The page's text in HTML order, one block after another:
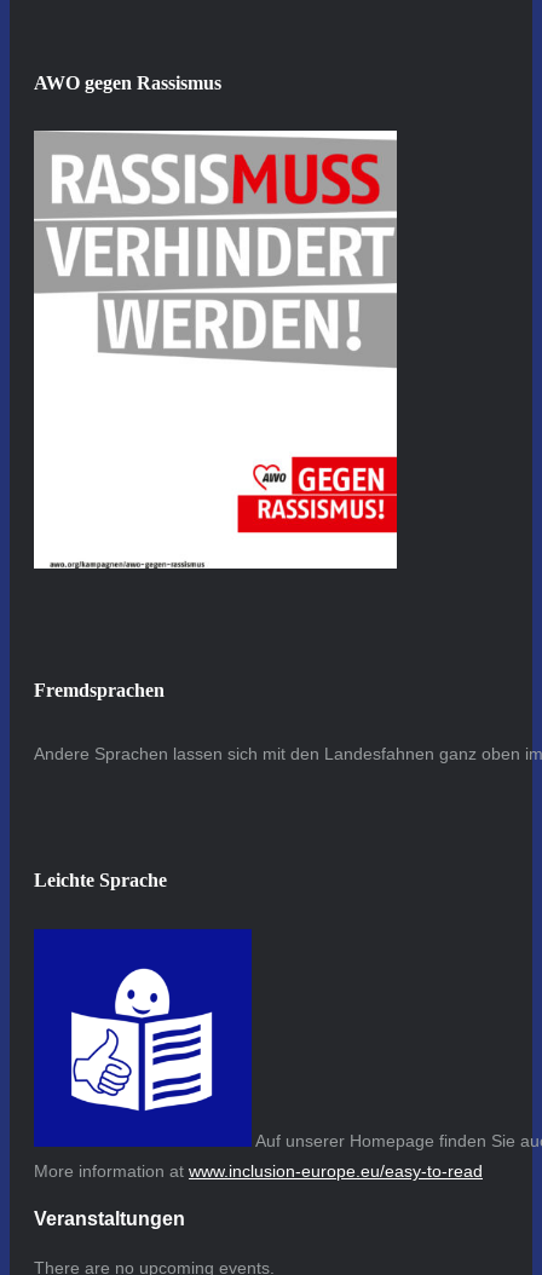
AWO gegen Rassismus
Fremdsprachen
Andere Sprachen lassen sich mit den Landesfahnen ganz oben
Leichte Sprache
Auf unserer Homepage finden Sie
More information at www.inclusion-europe.eu/easy-to-read
Veranstaltungen
There are no upcoming events.